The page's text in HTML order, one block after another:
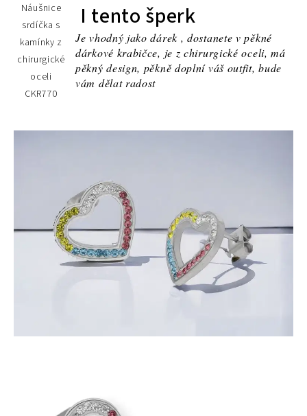
I tento šperk
Je vhodný jako dárek , dostanete v pěkné
dárkové krabičce, je z chirurgické oceli, má
pěkný design, pěkně doplní váš outfit, bude
vám dělat radost